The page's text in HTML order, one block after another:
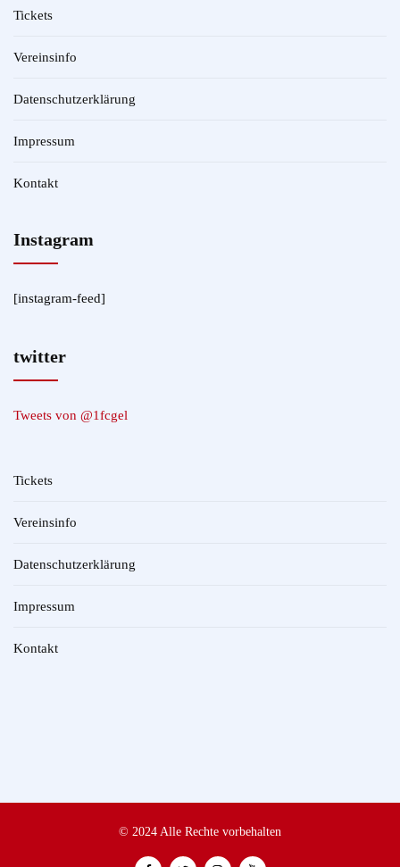
Tickets
Vereinsinfo
Datenschutzerklärung
Impressum
Kontakt
Instagram
[instagram-feed]
twitter
Tweets von @1fcgel
Tickets
Vereinsinfo
Datenschutzerklärung
Impressum
Kontakt
© 2024 Alle Rechte vorbehalten